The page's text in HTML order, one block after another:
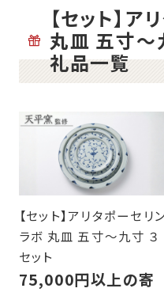
【セット】
丸皿 五寸～
礼品一覧
【セット】アリタポーセリ
ラボ 丸皿 五寸～九寸 ３
セット
75,000円以上の寄